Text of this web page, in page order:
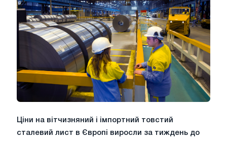
Ціни на вітчизняний і імпортний товстий
сталевий лист в Європі виросли за тиждень до